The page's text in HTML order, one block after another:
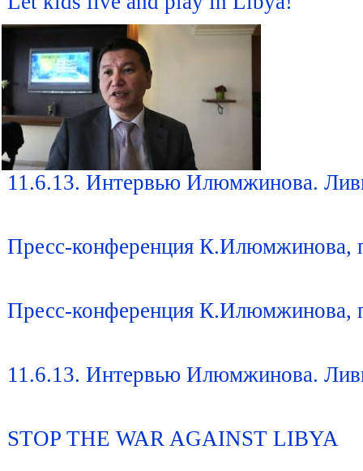
11.6.13. Интервью Илюмжинова.
Пресс-конференция К.Илюмжинова,
Пресс-конференция К.Илюмжинова,
11.6.13. Интервью Илюмжинова.
STOP THE WAR AGAINST LIBYA